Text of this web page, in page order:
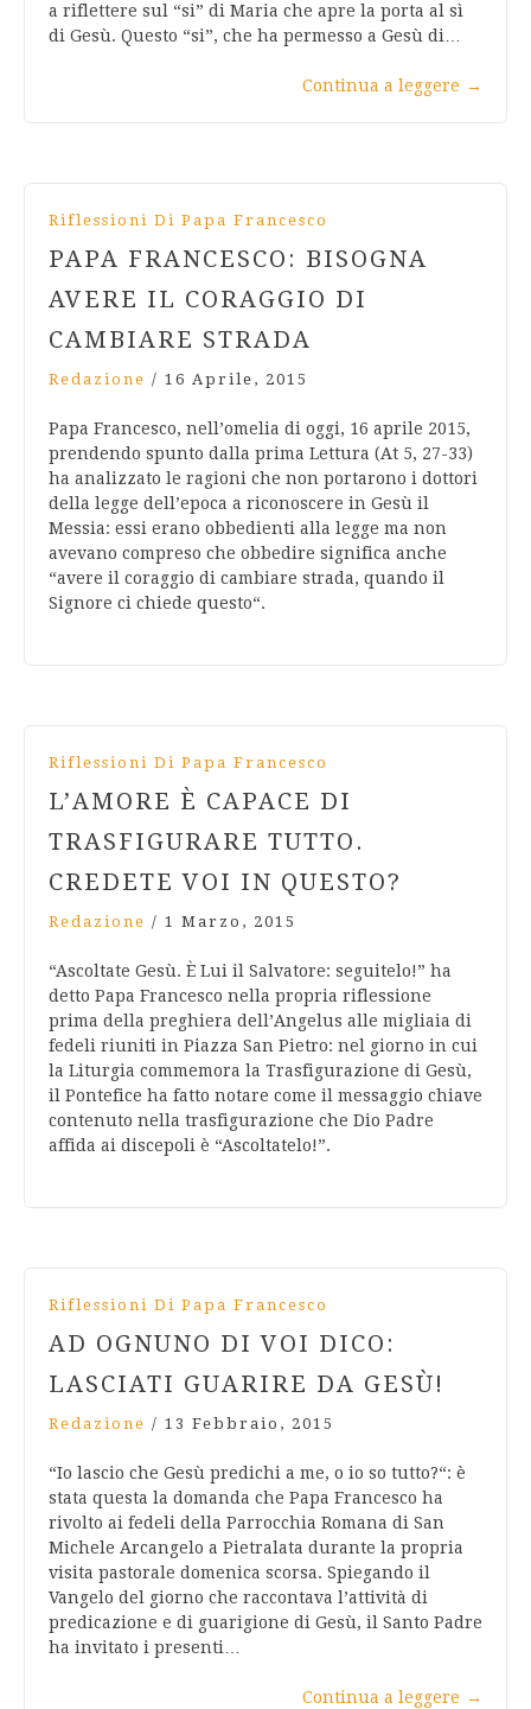
a riflettere sul “si” di Maria che apre la porta al sì
di Gesù. Questo “si”, che ha permesso a Gesù di…
Continua a leggere →
Riflessioni Di Papa Francesco
PAPA FRANCESCO: BISOGNA
AVERE IL CORAGGIO DI
CAMBIARE STRADA
Redazione / 16 Aprile, 2015
Papa Francesco, nell’omelia di oggi, 16 aprile 2015,
prendendo spunto dalla prima Lettura (At 5, 27-33)
ha analizzato le ragioni che non portarono i dottori
della legge dell’epoca a riconoscere in Gesù il
Messia: essi erano obbedienti alla legge ma non
avevano compreso che obbedire significa anche
“avere il coraggio di cambiare strada, quando il
Signore ci chiede questo“.
Riflessioni Di Papa Francesco
L’AMORE È CAPACE DI
TRASFIGURARE TUTTO.
CREDETE VOI IN QUESTO?
Redazione / 1 Marzo, 2015
“Ascoltate Gesù. È Lui il Salvatore: seguitelo!” ha
detto Papa Francesco nella propria riflessione
prima della preghiera dell’Angelus alle migliaia di
fedeli riuniti in Piazza San Pietro: nel giorno in cui
la Liturgia commemora la Trasfigurazione di Gesù,
il Pontefice ha fatto notare come il messaggio chiave
contenuto nella trasfigurazione che Dio Padre
affida ai discepoli è “Ascoltatelo!”.
Riflessioni Di Papa Francesco
AD OGNUNO DI VOI DICO:
LASCIATI GUARIRE DA GESÙ!
Redazione / 13 Febbraio, 2015
“Io lascio che Gesù predichi a me, o io so tutto?“: è
stata questa la domanda che Papa Francesco ha
rivolto ai fedeli della Parrocchia Romana di San
Michele Arcangelo a Pietralata durante la propria
visita pastorale domenica scorsa. Spiegando il
Vangelo del giorno che raccontava l’attività di
predicazione e di guarigione di Gesù, il Santo Padre
ha invitato i presenti…
Continua a leggere →